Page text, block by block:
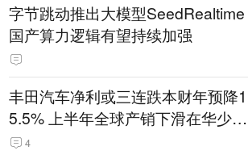
字节跳动推出大模型SeedRealtime
国产算力逻辑有望持续加强
丰田汽车净利或三连跌本财年预降1
5.5% 上半年全球产销下滑在华少卖
14.3万辆
4